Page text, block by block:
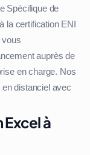
Spécifique de
la certification ENI
auprès de
en charge. Nos
distanciel avec
à